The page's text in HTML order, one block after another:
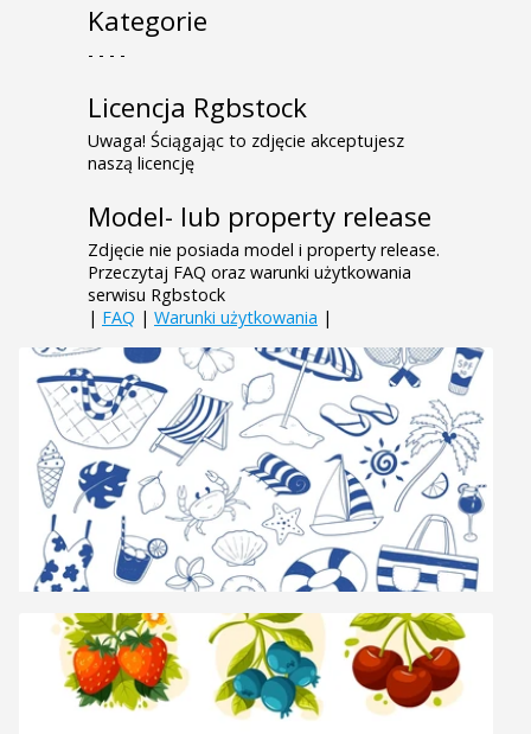
Kategorie
- - - -
Licencja Rgbstock
Uwaga! Ściągając to zdjęcie akceptujesz
naszą licencję
Model- lub property release
Zdjęcie nie posiada model i property release.
Przeczytaj FAQ oraz warunki użytkowania
serwisu Rgbstock
| FAQ | Warunki użytkowania |